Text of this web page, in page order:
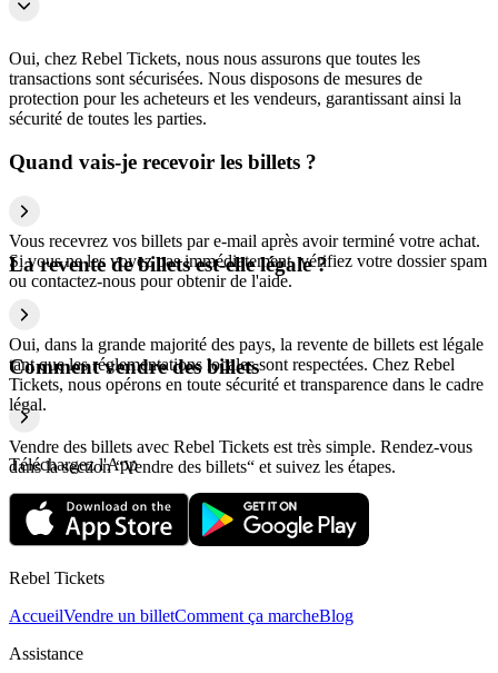
Oui, chez Rebel Tickets, nous nous assurons que toutes les
transactions sont sécurisées. Nous disposons de mesures de
protection pour les acheteurs et les vendeurs, garantissant ainsi la
sécurité de toutes les parties.
Quand vais-je recevoir les billets ?
Vous recevrez vos billets par e-mail après avoir terminé votre achat.
Si vous ne les voyez pas immédiatement, vérifiez votre dossier spam
ou contactez-nous pour obtenir de l'aide.
La revente de billets est-elle légale ?
Oui, dans la grande majorité des pays, la revente de billets est légale
tant que les réglementations locales sont respectées. Chez Rebel
Tickets, nous opérons en toute sécurité et transparence dans le cadre
légal.
Comment vendre des billets
Vendre des billets avec Rebel Tickets est très simple. Rendez-vous
dans la section “Vendre des billets“ et suivez les étapes.
Téléchargez l'App
Rebel Tickets
AccueilVendre un billetComment ça marcheBlog
Assistance